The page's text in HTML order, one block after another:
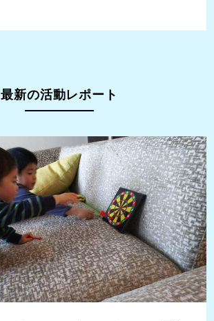
最新の活動レポート